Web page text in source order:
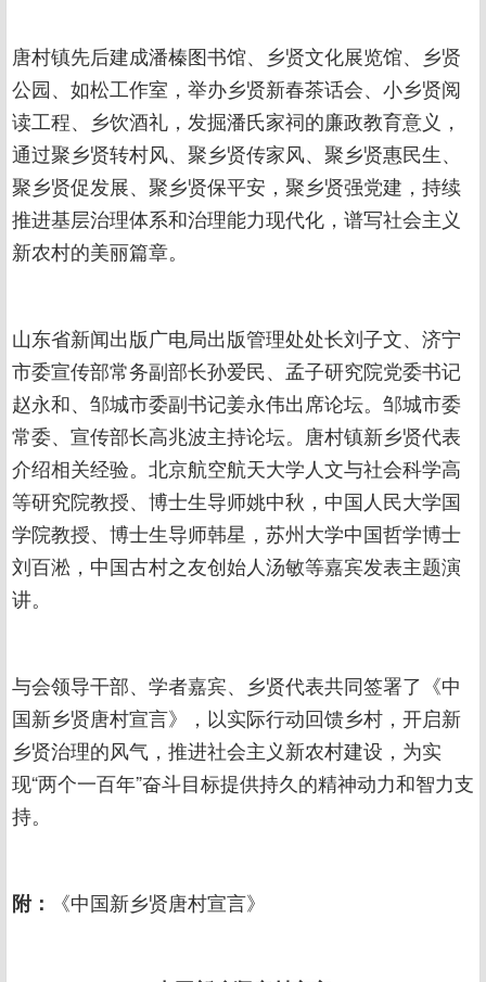
唐村镇先后建成潘榛图书馆、乡贤文化展览馆、乡贤
公园、如松工作室，举办乡贤新春茶话会、小乡贤阅
读工程、乡饮酒礼，发掘潘氏家祠的廉政教育意义，
通过聚乡贤转村风、聚乡贤传家风、聚乡贤惠民生、
聚乡贤促发展、聚乡贤保平安，聚乡贤强党建，持续
推进基层治理体系和治理能力现代化，谱写社会主义
新农村的美丽篇章。
山东省新闻出版广电局出版管理处处长刘子文、济宁
市委宣传部常务副部长孙爱民、孟子研究院党委书记
赵永和、邹城市委副书记姜永伟出席论坛。邹城市委
常委、宣传部长高兆波主持论坛。唐村镇新乡贤代表
介绍相关经验。北京航空航天大学人文与社会科学高
等研究院教授、博士生导师姚中秋，中国人民大学国
学院教授、博士生导师韩星，苏州大学中国哲学博士
刘百淞，中国古村之友创始人汤敏等嘉宾发表主题演
讲。
与会领导干部、学者嘉宾、乡贤代表共同签署了《中
国新乡贤唐村宣言》，以实际行动回馈乡村，开启新
乡贤治理的风气，推进社会主义新农村建设，为实
现“两个一百年”奋斗目标提供持久的精神动力和智力支
持。
附： 《中国新乡贤唐村宣言》